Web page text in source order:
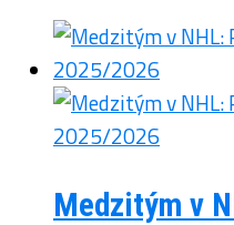
Medzitým v